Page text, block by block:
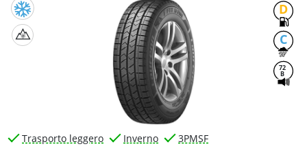
D
C
72
B
Trasporto leggero Inverno 3PMSF